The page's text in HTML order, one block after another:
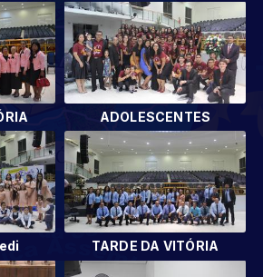
ADOLESCENTES
TARDE DA VITÓRIA